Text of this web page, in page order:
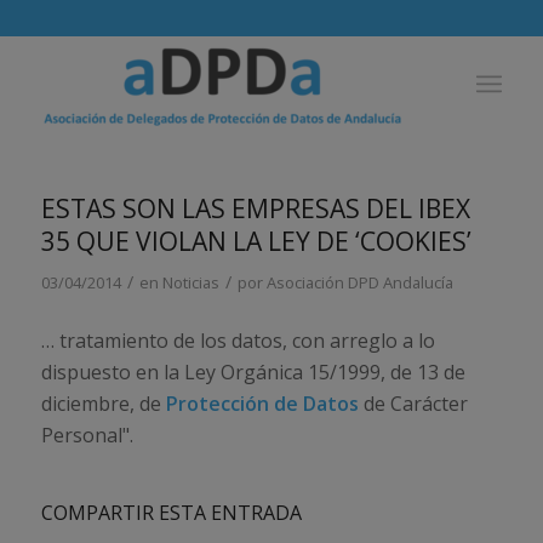
ESTAS SON LAS EMPRESAS DEL IBEX
35 QUE VIOLAN LA LEY DE ‘COOKIES’
03/04/2014 / en Noticias / porAsociación DPD Andalucía
… tratamiento de los datos, con arreglo a lo
dispuesto en la Ley Orgánica 15/1999, de 13 de
diciembre, de Protección de Datos de Carácter
Personal".
COMPARTIR ESTA ENTRADA